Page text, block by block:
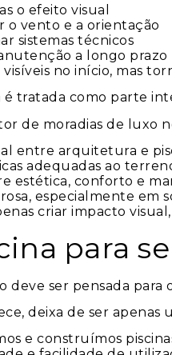
o efeito visual
o vento e a orientação
sistemas técnicos
a longo prazo
visíveis no início, mas
é tratada como parte
de moradias de luxo
entre arquitetura e
adequadas ao
estética, conforto e
especialmente em
criar impacto
para
deve ser pensada
deixa de ser apenas
e construímos